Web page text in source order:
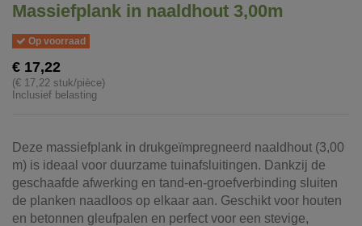
Massiefplank in naaldhout 3,00m
Op voorraad
€ 17,22
(€ 17,22 stuk/pièce)
Inclusief belasting
Deze massiefplank in drukgeïmpregneerd naaldhout (3,00
m) is ideaal voor duurzame tuinafsluitingen. Dankzij de
geschaafde afwerking en tand‑en‑groefverbinding sluiten
de planken naadloos op elkaar aan. Geschikt voor houten
en betonnen gleufpalen en perfect voor een stevige,